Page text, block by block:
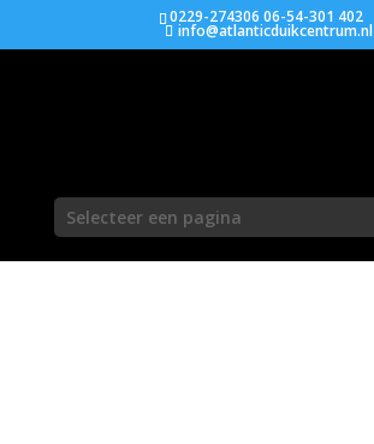
0229-274306 06-54-301 402
info@atlanticduikcentrum.nl
Selecteer een pagina